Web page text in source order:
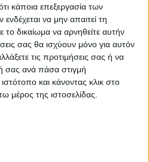
κάποια επεξεργασία των
να μην απαιτεί τη
δικαίωμα να αρνηθείτε αυτήν
σας θα ισχύουν μόνο για αυτόν
τις προτιμήσεις σας ή να
σας ανά πάσα στιγμή
και κάνοντας κλικ στο
μέρος της ιστοσελίδας.
στην αγορά. Σίγουρα
αμετάκλητα
επειδή τα
ήρθαν με